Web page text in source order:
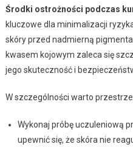
Środki ostrożności podczas
kluczowe dla minimalizacji
skóry przed nadmierną
kwasem kojowym zaleca się
jego skuteczność i
W szczególności warto
Wykonaj próbę uczuleniową
upewnić się, że skóra nie